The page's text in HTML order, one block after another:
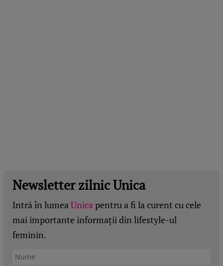
Newsletter zilnic Unica
Intră în lumeaUnicapentru a fi la curent cu cele
mai importante informații din lifestyle-ul
feminin.